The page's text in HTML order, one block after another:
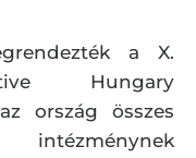
a X.
Hungary
ország összes